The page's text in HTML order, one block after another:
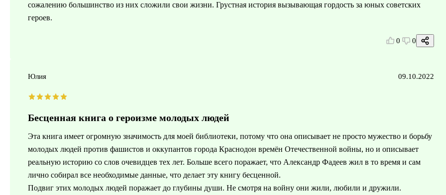
сожалению большинство из них сложили свои жизни. Грустная история вызывающая гордость за юных советских
героев.
0 0
Юлия 09.10.2022
Бесценная книга о героизме молодых людей
Эта книга имеет огромную значимость для моей библиотеки, потому что она описывает не просто мужество и борьбу
молодых людей против фашистов и оккупантов города Краснодон времён Отечественной войны, но и описывает
реальную историю со слов очевидцев тех лет. Больше всего поражает, что Александр Фадеев жил в то время и сам
лично собирал все необходимые данные, что делает эту книгу бесценной.
Подвиг этих молодых людей поражает до глубины души. Не смотря на войну они жили, любили и дружили.